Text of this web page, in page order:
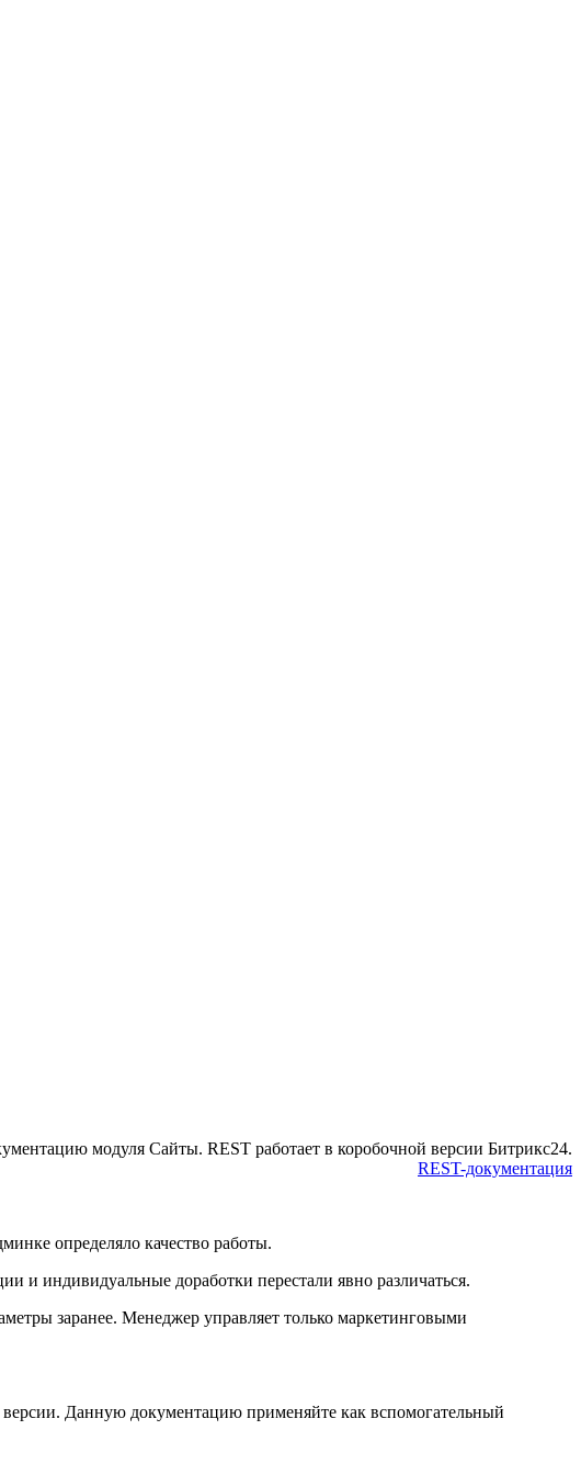
модуля Сайты. REST работает в коробочной версии Битрикс24.
REST-документация
определяло качество работы.
индивидуальные доработки перестали явно различаться.
заранее. Менеджер управляет только маркетинговыми
Данную документацию применяйте как вспомогательный